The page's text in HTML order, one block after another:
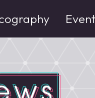
Event